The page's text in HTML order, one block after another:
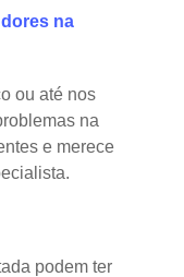
na
ou até nos
na
e merece
podem ter